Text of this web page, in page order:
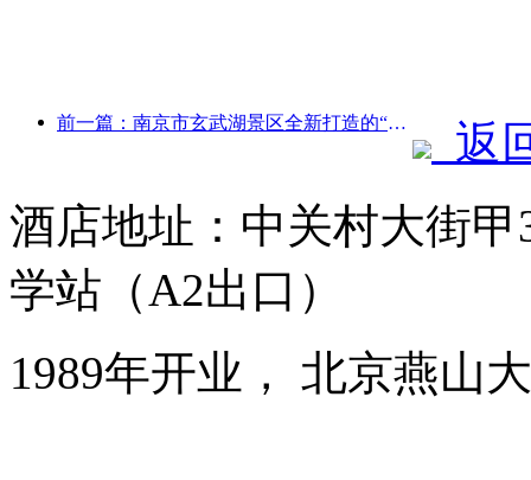
前一篇：南京市玄武湖景区全新打造的“金陵诗仙馆”等4座文化场馆正式开放
返
酒店地址：中关村大街
学站（A2出口）
1989年开业， 北京燕